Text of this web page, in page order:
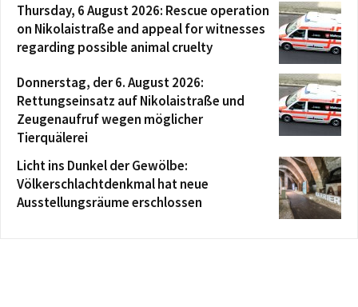
Thursday, 6 August 2026: Rescue operation
on Nikolaistraße and appeal for witnesses
regarding possible animal cruelty
Donnerstag, der 6. August 2026:
Rettungseinsatz auf Nikolaistraße und
Zeugenaufruf wegen möglicher
Tierquälerei
Licht ins Dunkel der Gewölbe:
Völkerschlachtdenkmal hat neue
Ausstellungsräume erschlossen